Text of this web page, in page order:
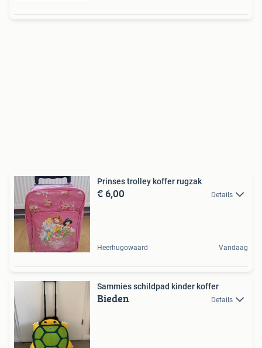
Prinses trolley koffer rugzak
€ 6,00 Details
Heerhugowaard Vandaag
Sammies schildpad kinder koffer
Bieden Details